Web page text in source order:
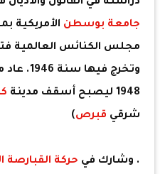
جامعة بوسطن الأمريكية
مجلس الكنائس
وتخرج
1948 ليصبح أسقف مدينة
شرقي قبرص)
. وشارك في حركة القبارصة